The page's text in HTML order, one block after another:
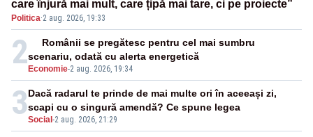
care înjură mai mult, care țipă mai tare, ci pe proiecte”
Politica·2 aug. 2026, 19:33
2 Economie-2 aug. 2026, 19:34
Românii se pregătesc pentru cel mai sumbru
scenariu, odată cu alerta energetică
3Social -2 aug. 2026, 21:29
Dacă radarul te prinde de mai multe ori în aceeași zi,
scapi cu o singură amendă? Ce spune legea